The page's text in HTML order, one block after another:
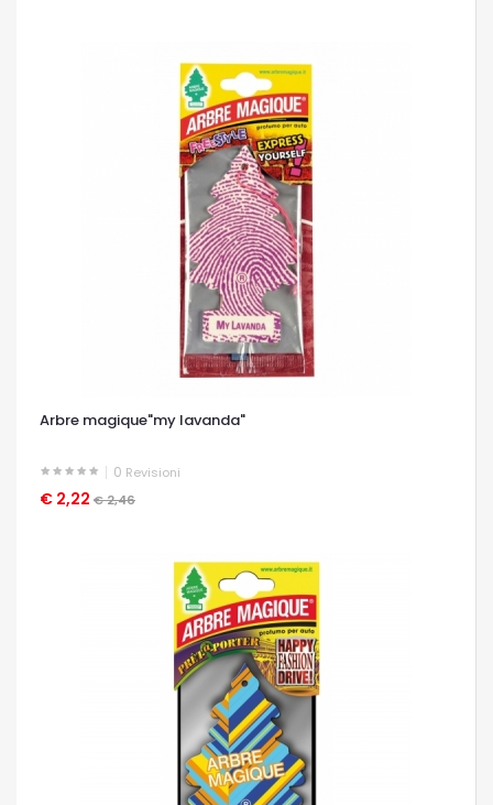
Arbre magique"my lavanda"
0 Revisioni
€ 2,22 € 2,46
OCCHIATA VELOCE